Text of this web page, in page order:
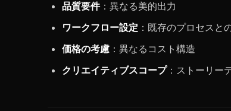
品質要件：異なる美的出力
ワークフロー設定 ：既存のプロセスと
価格の考慮 ：異なるコスト構造
クリエイティブスコープ：ストーリー